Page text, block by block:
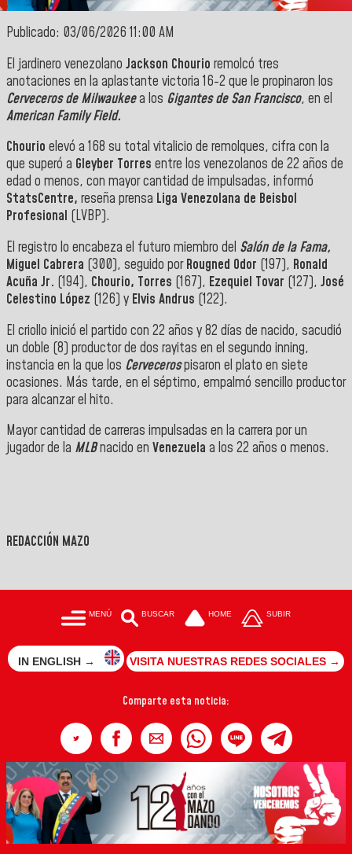
Publicado: 03/06/2026 11:00 AM
El jardinero venezolano Jackson Chourio remolcó tres
anotaciones en la aplastante victoria 16-2 que le propinaron los
Cerveceros de Milwaukeea los Gigantes de San Francisco, en el
American Family Field.
Chourio elevó a 168 su total vitalicio de remolques, cifra con la
que superó a Gleyber Torres entre los venezolanos de 22 años de
edad o menos, con mayor cantidad de impulsadas, informó
StatsCentre, reseña prensa Liga Venezolana de Beisbol
Profesional (LVBP).
El registro lo encabeza el futuro miembro del Salón de la Fama,
Miguel Cabrera (300), seguido porRougned Odor (197), Ronald
Acuña Jr. (194), Chourio, Torres (167), Ezequiel Tovar (127), José
Celestino López (126) y Elvis Andrus (122).
El criollo inició el partido con 22 años y 82 días de nacido, sacudió
un doble (8) productor de dos rayitas en el segundo inning,
instancia en la que los Cervecerospisaron el plato en siete
ocasiones. Más tarde, en el séptimo, empalmó sencillo productor
para alcanzar el hito.
Mayor cantidad de carreras impulsadas en la carrera por un
jugador de la MLBnacido en Venezuela a los 22 años o menos.
REDACCIÓN MAZO
MENÚ BUSCAR HOME SUBIR
IN ENGLISH → VISITA NUESTRAS REDES SOCIALES →
Comparte esta noticia: